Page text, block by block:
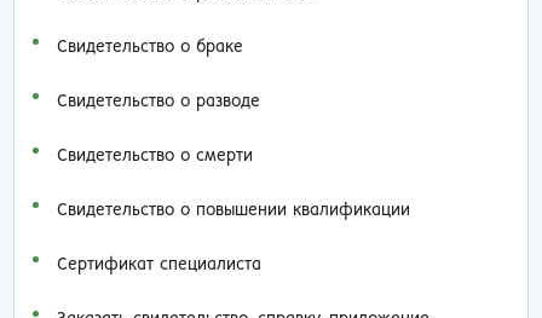
Свидетельство о браке
Свидетельство о разводе
Свидетельство о смерти
Свидетельство о повышении квалификации
Сертификат специалиста